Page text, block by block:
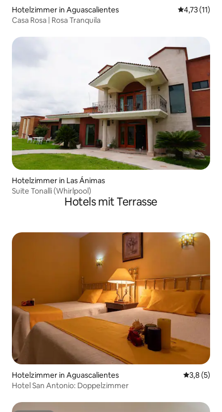
Hotelzimmer in Aguascalientes
4,73 (11)
Casa Rosa | Rosa Tranquila
Hotelzimmer in Las Ánimas
Suite Tonalli (Whirlpool)
Hotels mit Terrasse
Hotelzimmer in Aguascalientes
3,8 (5)
Hotel San Antonio: Doppelzimmer